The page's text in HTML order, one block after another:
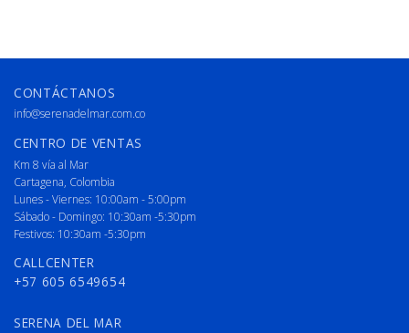
CONTÁCTANOS
info@serenadelmar.com.co
CENTRO DE VENTAS
Km 8 vía al Mar
Cartagena, Colombia
Lunes - Viernes: 10:00am - 5:00pm
Sábado - Domingo: 10:30am -5:30pm
Festivos: 10:30am -5:30pm
CALLCENTER
+57 605 6549654
SERENA DEL MAR